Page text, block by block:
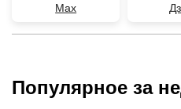
Max
Популярное за